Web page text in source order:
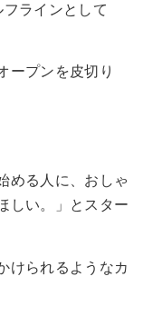
フラインとして
ープンを皮切り
める人に、おしゃ
しい。」とスター
けられるようなカ